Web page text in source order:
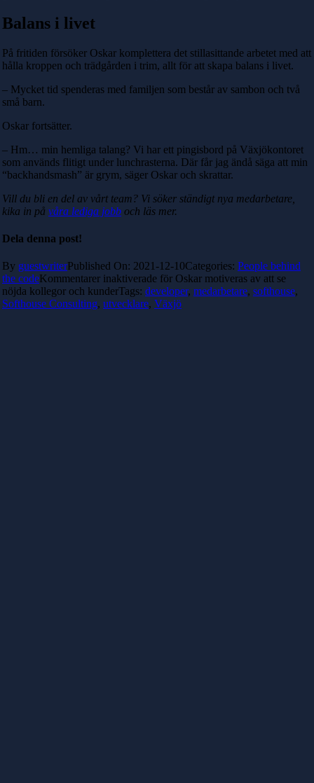
Balans i livet
På fritiden försöker Oskar komplettera det stillasittande arbetet med att
hålla kroppen och trädgården i trim, allt för att skapa balans i livet.
– Mycket tid spenderas med familjen som består av sambon och två
små barn.
Oskar fortsätter.
– Hm… min hemliga talang? Vi har ett pingisbord på Växjökontoret
som används flitigt under lunchrasterna. Där får jag ändå säga att min
“backhandsmash” är grym, säger Oskar och skrattar.
Vill du bli en del av vårt team? Vi söker ständigt nya medarbetare,
kika in på våra lediga jobb och läs mer.
Dela denna post!
By guestwriterPublished On: 2021-12-10Categories: People behind
the codeKommentarer inaktiverade för Oskar motiveras av att se
nöjda kollegor och kunderTags: developer, medarbetare, softhouse,
Softhouse Consulting, utvecklare, Växjö